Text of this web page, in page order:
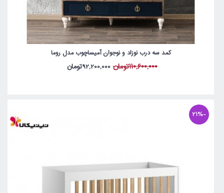
کمد سه درب نوزاد و نوجوان آمیساچوب مدل روما
110,600,000تومان 92,200,000تومان
-21%